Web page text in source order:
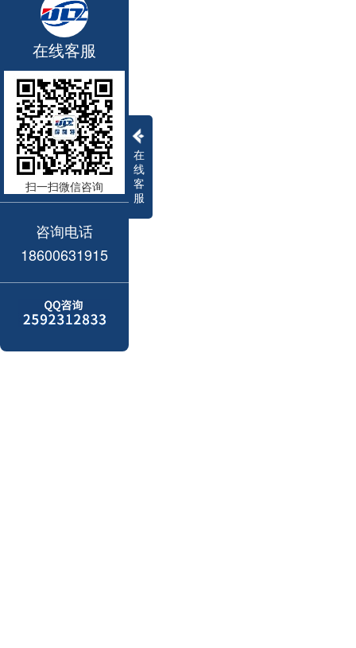
在
线
客
服
在线客服
扫一扫微信咨询
咨询电话
18600631915